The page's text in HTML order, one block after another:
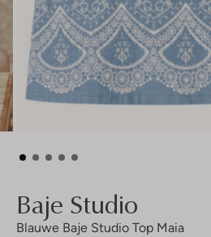
Baje Studio
Blauwe Baje Studio Top Maia